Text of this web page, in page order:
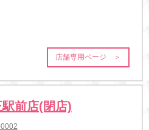
店舗専用ページ ＞
駅前店(閉店)